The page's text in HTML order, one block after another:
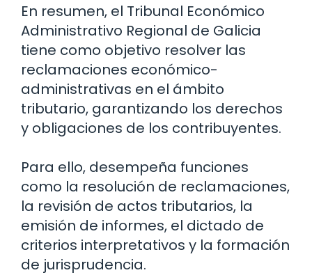
En resumen, el Tribunal Económico
Administrativo Regional de Galicia
tiene como objetivo resolver las
reclamaciones económico-
administrativas en el ámbito
tributario, garantizando los derechos
y obligaciones de los contribuyentes.
Para ello, desempeña funciones
como la resolución de reclamaciones,
la revisión de actos tributarios, la
emisión de informes, el dictado de
criterios interpretativos y la formación
de jurisprudencia.